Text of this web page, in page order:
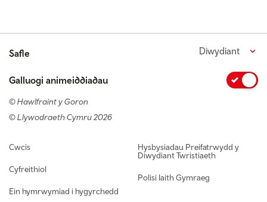
Safle Diwydiant
Galluogi animeiddiadau
© Hawlfraint y Goron
© Llywodraeth Cymru 2026
Footer navigation
Cwcis
Cyfreithiol
Ein hymrwymiad i hygyrchedd
Hysbysiadau Preifatrwydd y
Diwydiant Twristiaeth
Polisi Iaith Gymraeg